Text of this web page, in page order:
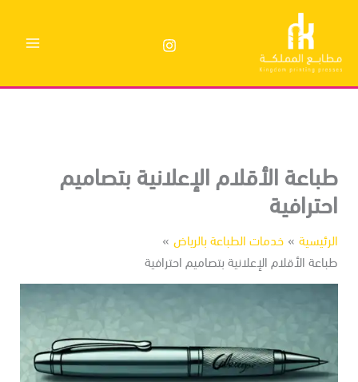
الأقلام الإعلانية بتصاميم
خدمات الطباعة بالرياض
الأقلام الإعلانية بتصاميم احترافية